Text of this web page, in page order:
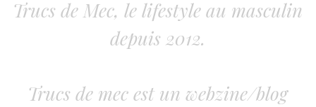
Trucs de Mec, le lifestyle au masculin
depuis 2012.
Trucs de mec est un webzine/blog